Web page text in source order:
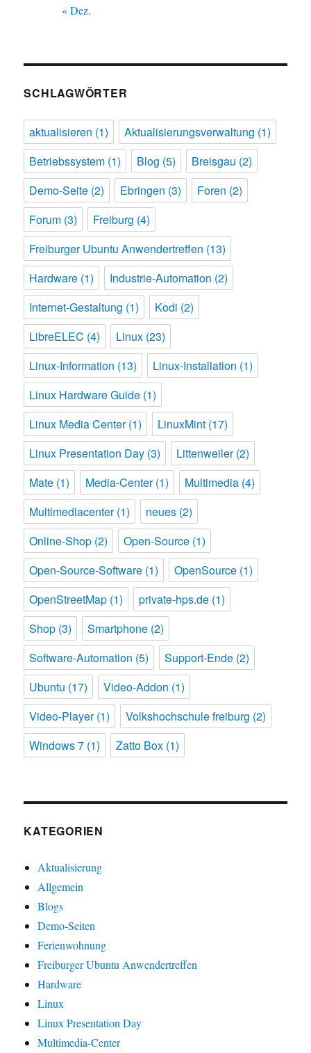
« Dez.
SCHLAGWÖRTER
aktualisieren (1) Aktualisierungsverwaltung (1)
Betriebssystem (1) Blog (5) Breisgau (2)
Demo-Seite (2) Ebringen (3) Foren (2)
Forum (3) Freiburg (4)
Freiburger Ubuntu Anwendertreffen (13)
Hardware (1) Industrie-Automation (2)
Internet-Gestaltung (1) Kodi (2)
LibreELEC (4) Linux (23)
Linux-Information (13) Linux-Installation (1)
Linux Hardware Guide (1)
Linux Media Center(1) LinuxMint (17)
Linux Presentation Day (3) Littenweiler(2)
Mate (1) Media-Center(1) Multimedia (4)
Multimediacenter(1) neues (2)
Online-Shop (2) Open-Source (1)
Open-Source-Software (1) OpenSource (1)
OpenStreetMap (1) private-hps.de (1)
Shop (3) Smartphone (2)
Software-Automation (5) Support-Ende (2)
Ubuntu (17) Video-Addon (1)
Video-Player(1) Volkshochschule freiburg (2)
Windows 7 (1) Zatto Box (1)
KATEGORIEN
Aktualisierung
Allgemein
Blogs
Demo-Seiten
Ferienwohnung
Freiburger Ubuntu Anwendertreffen
Hardware
Linux
Linux Presentation Day
Multimedia-Center